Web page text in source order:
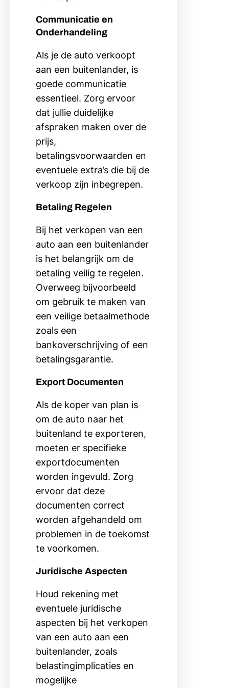
Communicatie en
Onderhandeling
Als je de auto verkoopt
aan een buitenlander, is
goede communicatie
essentieel. Zorg ervoor
dat jullie duidelijke
afspraken maken over de
prijs,
betalingsvoorwaarden en
eventuele extra’s die bij de
verkoop zijn inbegrepen.
Betaling Regelen
Bij het verkopen van een
auto aan een buitenlander
is het belangrijk om de
betaling veilig te regelen.
Overweeg bijvoorbeeld
om gebruik te maken van
een veilige betaalmethode
zoals een
bankoverschrijving of een
betalingsgarantie.
Export Documenten
Als de koper van plan is
om de auto naar het
buitenland te exporteren,
moeten er specifieke
exportdocumenten
worden ingevuld. Zorg
ervoor dat deze
documenten correct
worden afgehandeld om
problemen in de toekomst
te voorkomen.
Juridische Aspecten
Houd rekening met
eventuele juridische
aspecten bij het verkopen
van een auto aan een
buitenlander, zoals
belastingimplicaties en
mogelijke